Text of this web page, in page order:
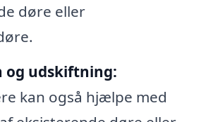
døre eller
og udskiftning:
kan også hjælpe med